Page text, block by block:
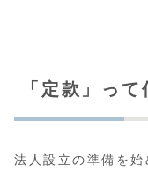
「定款」っ
法人設立の準備を始